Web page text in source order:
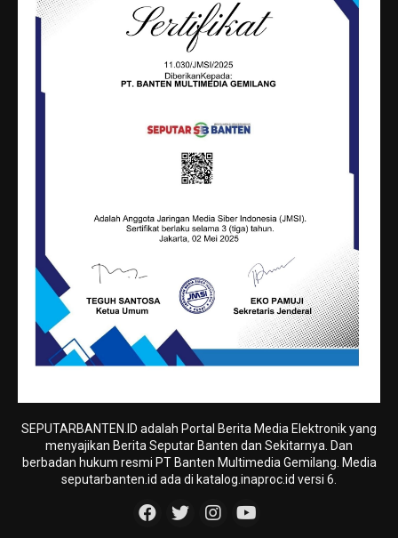
SEPUTARBANTEN.ID adalah Portal Berita Media Elektronik yang
menyajikan Berita Seputar Banten dan Sekitarnya. Dan
berbadan hukum resmi PT Banten Multimedia Gemilang. Media
seputarbanten.id ada di katalog.inaproc.id versi 6.